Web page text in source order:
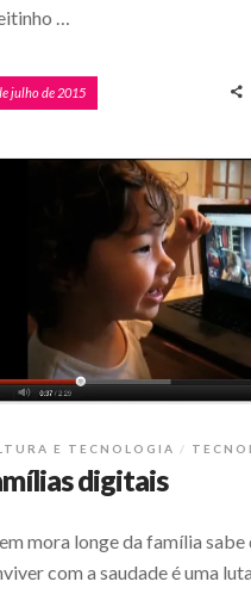
…
julho de 2015
E TECNOLOGIA
digitais
mora longe da família sabe
com a saudade é uma